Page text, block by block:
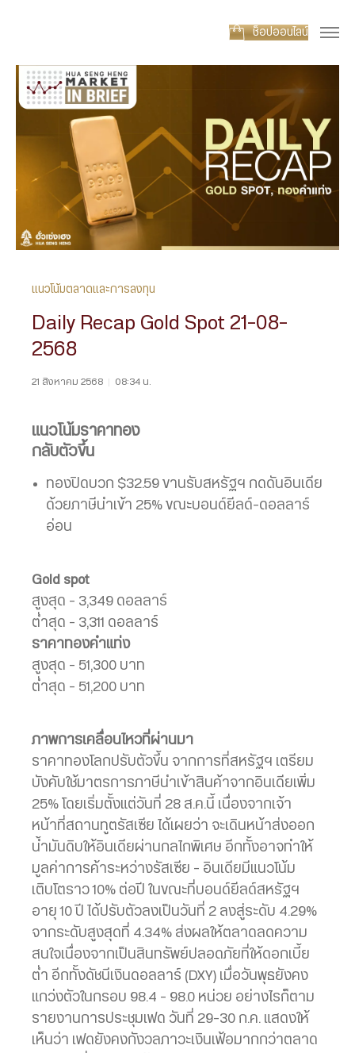
ช็อปออนไลน์
แนวโน้มตลาดและการลงทุน
Daily Recap Gold Spot 21-08-
2568
21 สิงหาคม 2568 | 08:34 น.
แนวโน้มราคาทอง
กลับตัวขึ้น
ทองปิดบวก $32.59 ขานรับสหรัฐฯ กดดันอินเดีย
ด้วยภาษีนำเข้า 25% ขณะบอนด์ยีลด์-ดอลลาร์
อ่อน
Gold spot
สูงสุด – 3,349 ดอลลาร์
ต่ำสุด – 3,311 ดอลลาร์
ราคาทองคำแท่ง
สูงสุด – 51,300 บาท
ต่ำสุด – 51,200 บาท
ภาพการเคลื่อนไหวที่ผ่านมา
ราคาทองโลกปรับตัวขึ้น จากการที่สหรัฐฯ เตรียม
บังคับใช้มาตรการภาษีนำเข้าสินค้าจากอินเดียเพิ่ม
25% โดยเริ่มตั้งแต่วันที่ 28 ส.ค.นี้ เนื่องจากเจ้า
หน้าที่สถานทูตรัสเซีย ได้เผยว่า จะเดินหน้าส่งออก
น้ำมันดิบให้อินเดียผ่านกลไกพิเศษ อีกทั้งอาจทำให้
มูลค่าการค้าระหว่างรัสเซีย – อินเดียมีแนวโน้ม
เติบโตราว 10% ต่อปี ในขณะที่บอนด์ยีลด์สหรัฐฯ
อายุ 10 ปี ได้ปรับตัวลงเป็นวันที่ 2 ลงสู่ระดับ 4.29%
จากระดับสูงสุดที่ 4.34% ส่งผลให้ตลาดลดความ
สนใจเนื่องจากเป็นสินทรัพย์ปลอดภัยที่ให้ดอกเบี้ย
ต่ำ อีกทั้งดัชนีเงินดอลลาร์ (DXY) เมื่อวันพุธยังคง
แกว่งตัวในกรอบ 98.4 – 98.0 หน่วย อย่างไรก็ตาม
รายงานการประชุมเฟด วันที่ 29-30 ก.ค. แสดงให้
เห็นว่า เฟดยังคงกังวลภาวะเงินเฟ้อมากกว่าตลาด